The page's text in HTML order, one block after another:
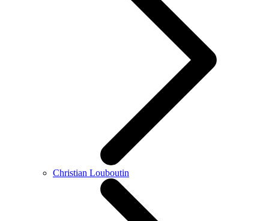
Christian Louboutin